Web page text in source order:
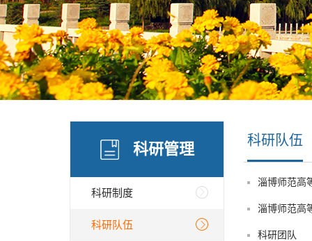
科研管理
科研制度
科研队伍
科研队伍
淄博师范高
淄博师范高
科研团队